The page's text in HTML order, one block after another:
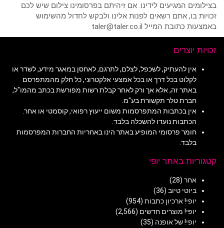
בצילומים המגיעים לידינו. אם זיהיתם בפרסומינו צילום שיש לכם
זכויות בו, אתם רשאים לפנות אלינו ולבקש לחדול מהשימוש
באמצעות כתובת המייל taler@taler.co.il
זכויות יוצרים
אין להעתיק, לשכפל, לצלם, לתרגם, לאחסן במאגר מידע, לשדר או
לקלוט בכל דרך או בכל אמצעי אלקטרוני, כל חלק מהמתפרסם
באתר זה, אלא אך ורק לאחר קבלת רשות מפורשת בכתב מהמו"ל,
חברת טלר תקשורת בע"מ.
אין בכתבות המתפרסמות משום ייעוץ רפואי, קוסמטי או אחר.
הכתבות נועדו להשכלה בלבד.
חומר פרסומי המופיע באתר הינו באחריות החברות המפרסמות
בלבד.
קטגוריות באתר יופי
אחר (28)
ביוטי טיוב (36)
יופי! ארכיון כתבות (954)
יופי! מוצרים חדשים (2,566)
יופי! של אופנה (35)